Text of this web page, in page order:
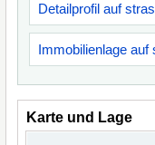
Detailprofil auf
Immobilienlage auf
Karte und Lage